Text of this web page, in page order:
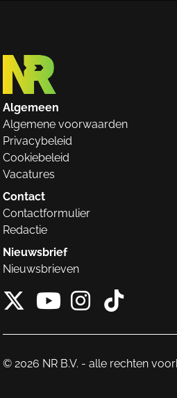
Algemeen
Algemene voorwaarden
Privacybeleid
Cookiebeleid
Vacatures
Contact
Contactformulier
Redactie
Nieuwsbrief
Nieuwsbrieven
X van
© 2026 NR B.V. - alle rechten